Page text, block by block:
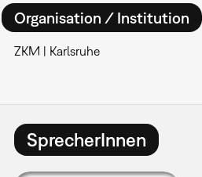
Organisation / Institution
ZKM | Karlsruhe
SprecherInnen